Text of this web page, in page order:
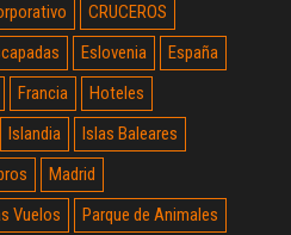
CRUCEROS
Eslovenia
España
Francia
Hoteles
Islandia
Islas Baleares
Madrid
Vuelos
Parque de Animales